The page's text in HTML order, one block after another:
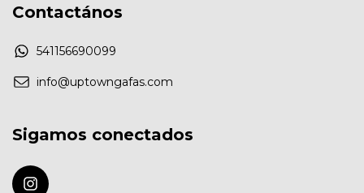
Contactános
541156690099
info@uptowngafas.com
Sigamos conectados